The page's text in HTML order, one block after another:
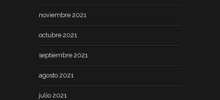
noviembre 2021
octubre 2021
septiembre 2021
agosto 2021
julio 2021